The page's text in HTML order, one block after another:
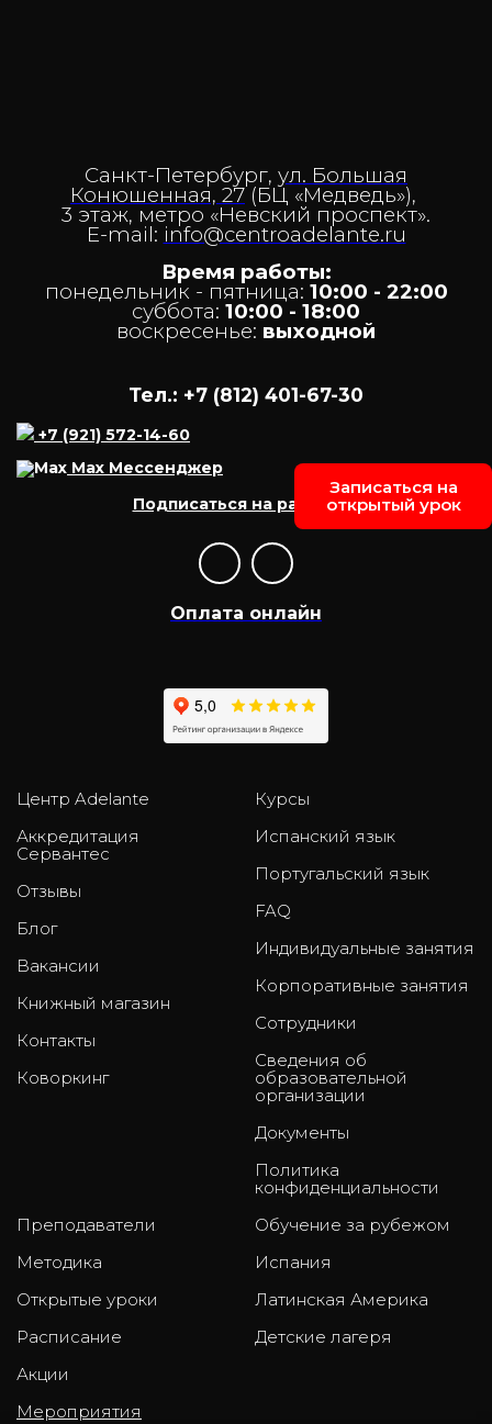
Санкт-Петербург, ул. Большая
Конюшенная, 27(БЦ «Медведь»),
3 этаж, метро «Невский проспект».
E-mail: info@centroadelante.ru
Время работы:
понедельник - пятница: 10:00 - 22:00
суббота: 10:00 - 18:00
воскресенье: выходной
Тел.: +7 (812) 401-67-30
+7 (921) 572-14-60
Max Мессенджер
Подписаться на рассылку
Оплата онлайн
Центр Adelante
Аккредитация
Сервантес
Отзывы
Блог
Вакансии
Книжный магазин
Контакты
Коворкинг
Курсы
Испанский язык
Португальский язык
FAQ
Индивидуальные занятия
Корпоративные занятия
Сотрудники
Сведения об
образовательной
организации
Документы
Политика
конфиденциальности
Преподаватели
Методика
Открытые уроки
Расписание
Акции
Мероприятия
Обучение за рубежом
Испания
Латинская Америка
Детские лагеря
Записаться на
открытый урок